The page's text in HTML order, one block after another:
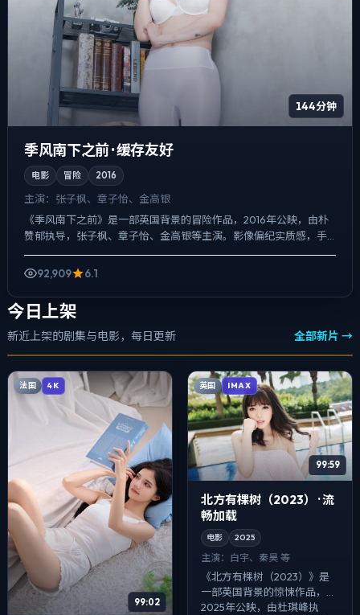
144分钟
季风南下之前 · 缓存友好
电影 冒险 2016
主演： 张子枫、章子怡、金高银
《季风南下之前》是一部英国背景的冒险作品，2016年公映，由朴
赞郁执导，张子枫、章子怡、金高银等主演。影像偏纪实质感，手
持与固定机位交替出现，喜剧桥段服务于人物性格，笑点背后仍...
92,909
6.1
今日上架
新近上架的剧集与电影，每日更新 全部新片 →
法国 4K
99:02
英国 IMAX
99:59
北方有棵树（2023） · 流
畅加载
电影 2025
主演： 白宇、秦昊 等
《北方有棵树（2023）》是
一部英国背景的惊悚作品，
2025年公映，由杜琪峰执